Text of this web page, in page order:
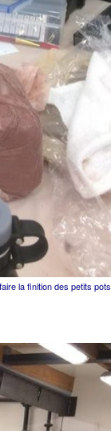
la finition des petits pots